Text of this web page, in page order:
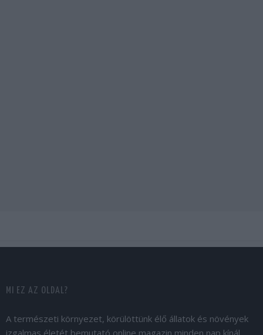
MI EZ AZ OLDAL?
A természeti környezet, körülöttünk élő állatok és növények
izgalmas életét bemutató online magazin minden nap kínál